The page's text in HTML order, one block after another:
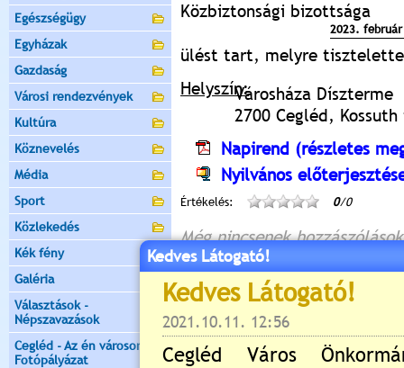
Egészségügy
Egyházak
Gazdaság
Városi rendezvények
Kultúra
Köznevelés
Média
Sport
Közlekedés
Kék fény
Galéria
Választások -
Népszavazások
Cegléd - Az én városom -
Fotópályázat
Közbiztonsági bizottsága
2023.
ülést tart, melyre
Helyszín:Városháza Díszterme
2700 Cegléd,
Napirend (részletes
Nyilvános
Értékelés: 0/0
Még nincsenek hozzászólások
Új hozzászólás:
Kérjük jelentkezzen be,
Kedves Látogató!